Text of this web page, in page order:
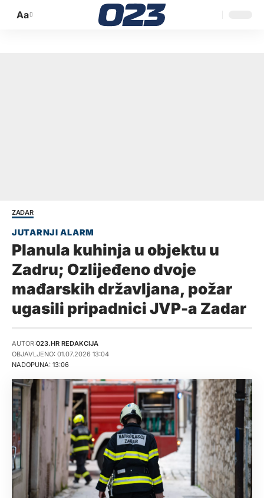
Promijeni
Aa
ZADAR
Planula kuhinja u objektu u
Zadru; Ozlijeđeno dvoje
mađarskih državljana, požar
ugasili pripadnici JVP-a Zadar
NADOPUNA: 13:06
AUTOR:023.HR REDAKCIJA
OBJAVLJENO: 01.07.2026 13:04